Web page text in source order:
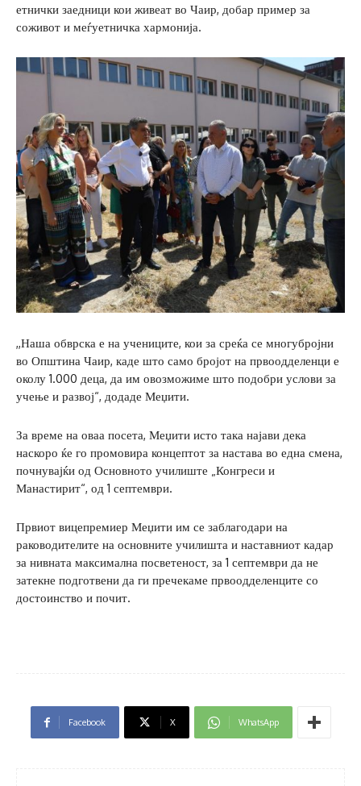
етнички заедници кои живеат во Чаир, добар пример за
соживот и меѓуетничка хармонија.
,,Наша обврска е на учениците, кои за среќа се многубројни
во Општина Чаир, каде што само бројот на првоодделенци е
околу 1.000 деца, да им овозможиме што подобри услови за
учење и развој“, додаде Меџити.
За време на оваа посета, Меџити исто така најави дека
наскоро ќе го промовира концептот за настава во една смена,
почнувајќи од Основното училиште „Конгреси и
Манастирит“, од 1 септември.
Првиот вицепремиер Меџити им се заблагодари на
раководителите на основните училишта и наставниот кадар
за нивната максимална посветеност, за 1 септември да не
затекне подготвени да ги пречекаме првоодделенците со
достоинство и почит.
Facebook X WhatsApp